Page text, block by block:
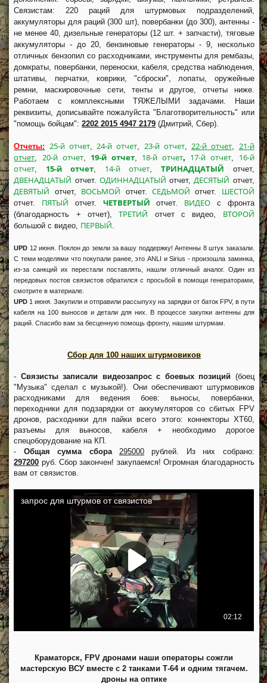
Связистам: 220 раций для штурмовых подразделений,
аккумуляторы для раций (300 шт), повербанки (до 300), антенны -
не менее 40, дизельные генераторы (12 шт. + запчасти), тяговые
аккумуляторы - до 20, бензиновые генераторы - 9, несколько
отличных бензопил со расходниками, инструменты для рембазы,
домкраты, повербанки, переноски, кабеля, средства наблюдения,
штативы, перчатки, коврики, "сброски", лопаты, оружейные
ремни, маскировочные сети, тенты и другое, отчеты ниже.
Работаем с комплексными ТЯЖЕЛЫМИ задачами. Наши
реквизиты, дописывайте пожалуйста "Благотворительность" или
"помощь бойцам":2202 2015 4947 2179 (Дмитрий, Сбер).
Отчеты: 25-й отчет,24-й отчет, 23-й отчет,22-й отчет, 21-й
отчет, 20-й отчет, 19-й отчет, 18-й отчет, 17-й отчет, 16-й
отчет, 15-й отчет, 14-й отчет, ТРИНАДЦАТЫЙ отчет,
ДВЕНАДЦАТЫЙ отчет. ОДИННАДЦАТЫЙ отчет,ДЕСЯТЫЙ отчет,
ДЕВЯТЫЙ отчет, ВОСЬМОЙ отчет. СЕДЬМОЙ отчет. ШЕСТОЙ
отчет. ПЯТЫЙ отчет. ЧЕТВЕРТЫЙ отчет. ВИДЕО с фронта
(благодарность + отчет),ТРЕТИЙ отчет с видео, ВТОРОЙ
большой с видео, ПЕРВЫЙ.
UPD 12 июня. Поклон до земли за вашу поддержку! Антенны 8 штук заказали.
С теми моделями что покупали ранее, это ANLI и Sirius - произошла заминка,
из-за санкций их перестали поставлять, нашли отличный аналог. Один из
передовых постов связистов обратился с просьбой в помощи генераторами,
смотрите в материале.
UPD 1 июня. Закупили и отправили рассыпуху на зарядки от баток FPV, в пути
кабеля на 100 выносов и детали для них. В процессе закупки антенны для
раций. Спасибо вам за бесценную помощь фронту, нашим штурмам.
Сбор для 100 наших штурмовиков
- Связисты записали видеозапрос с боевых позиций (боец
"Музыка" сделал с музыкой!). Они обеспечивают штурмовиков
расходниками для ведения боев: выносы, повербанки,
переходники для подзарядки от аккумуляторов со сбитых FPV
дронов, расходники для пайки всего этого: коннекторы XT60,
разъемы для выносов, кабеля + необходимо дорогое
спецоборудование на КП.
- Общая сумма сбора 295000 рублей. Из них собрано:
297200 руб. Сбор закончен! закупаемся! Огромная благодарность
вам от связистов.
Краматорск, FPV дронами наши операторы сожгли
мастерскую ВСУ вместе с 2 танками Т-64 и одним тягачем.
дроны на оптике